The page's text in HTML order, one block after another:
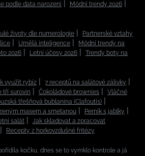
podle data narození
Módní trendy 2026
životy dle numerologie
Partnerské vztahy
Umělá inteligence
Módní trendy na
2026 Letní účesy 2026
Trendy boty na
využít rybíz
7 receptů na salátové zálivky
tří surovin
Čokoládové brownies
Vláčné
třešňová bublanina (Clafoutis)
masem a smetanou
Perník s jablky
salát
Jak skladovat a zpracovat
Recepty z horkovzdušné fritézy
kočku, dnes se to vymklo kontrole a já